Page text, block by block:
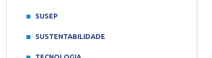
SUSEP
SUSTENTABILIDADE